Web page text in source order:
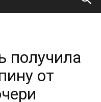
получила
от